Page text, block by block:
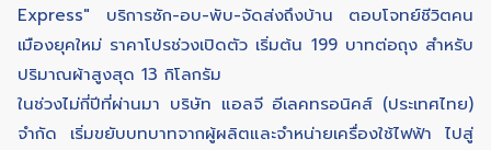
Express" บริการซัก-อบ-พับ-จัดส่งถึงบ้าน ตอบโจทย์ชีวิตคน
เมืองยุคใหม่ ราคาโปรช่วงเปิดตัว เริ่มต้น 199 บาทต่อถุง สำหรับ
ปริมาณผ้าสูงสุด 13 กิโลกรัม
ในช่วงไม่กี่ปีที่ผ่านมา บริษัท แอลจี อีเลคทรอนิคส์ (ประเทศไทย)
จำกัด เริ่มขยับบทบาทจากผู้ผลิตและจำหน่ายเครื่องใช้ไฟฟ้า ไปสู่